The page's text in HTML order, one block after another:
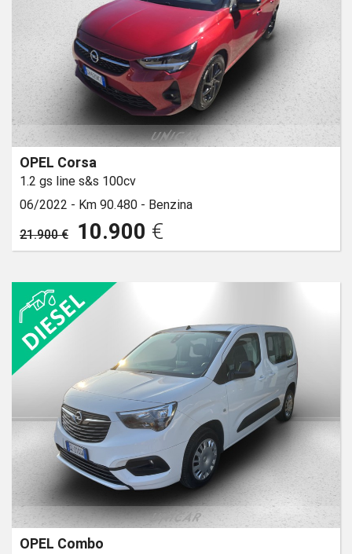
OPEL Corsa
1.2 gs line s&s 100cv
06/2022 - Km 90.480 - Benzina
21.900 €
10.900 €
OPEL Combo